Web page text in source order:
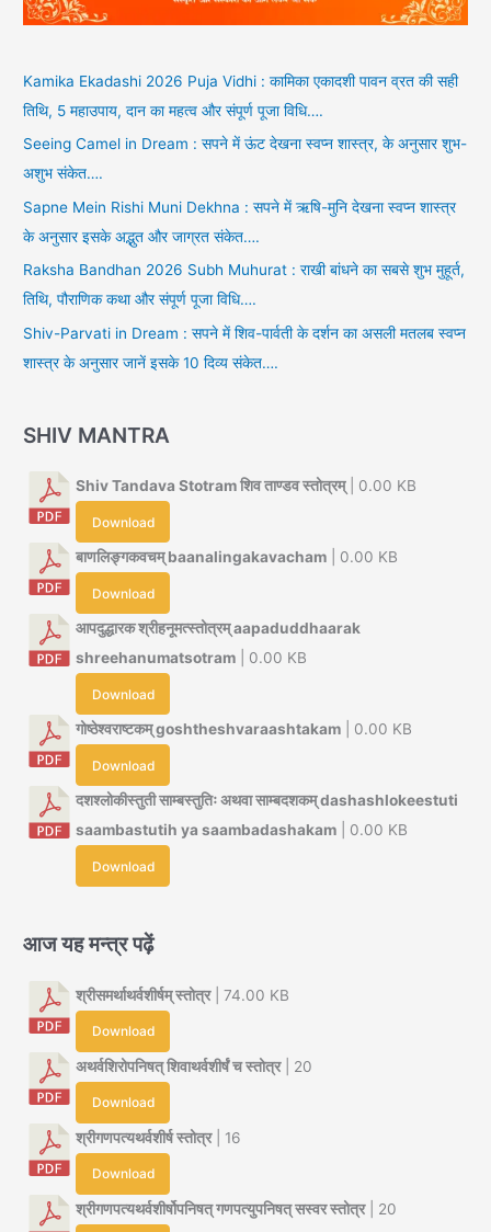
Kamika Ekadashi 2026 Puja Vidhi : कामिका एकादशी पावन व्रत की सही
तिथि, 5 महाउपाय, दान का महत्व और संपूर्ण पूजा विधि….
Seeing Camel in Dream : सपने में ऊंट देखना स्वप्न शास्त्र, के अनुसार शुभ-
अशुभ संकेत….
Sapne Mein Rishi Muni Dekhna : सपने में ऋषि-मुनि देखना स्वप्न शास्त्र
के अनुसार इसके अद्भुत और जाग्रत संकेत….
Raksha Bandhan 2026 Subh Muhurat : राखी बांधने का सबसे शुभ मुहूर्त,
तिथि, पौराणिक कथा और संपूर्ण पूजा विधि….
Shiv-Parvati in Dream : सपने में शिव-पार्वती के दर्शन का असली मतलब स्वप्न
शास्त्र के अनुसार जानें इसके 10 दिव्य संकेत….
SHIV MANTRA
Shiv Tandava Stotram शिव ताण्डव स्तोत्रम्| 0.00 KB
Download
बाणलिङ्गकवचम् baanalingakavacham | 0.00 KB
Download
आपदुद्धारक श्रीहनूमत्स्तोत्रम् aapaduddhaarak
shreehanumatsotram | 0.00 KB
Download
गोष्ठेश्वराष्टकम् goshtheshvaraashtakam | 0.00 KB
Download
दशश्लोकीस्तुती साम्बस्तुतिः अथवा साम्बदशकम् dashashlokeestuti
saambastutih ya saambadashakam | 0.00 KB
Download
आज यह मन्त्र पढ़ें
श्रीसमर्थाथर्वशीर्षम् स्तोत्र| 74.00 KB
Download
अथर्वशिरोपनिषत् शिवाथर्वशीर्षं च स्तोत्र| 20
Download
श्रीगणपत्यथर्वशीर्ष स्तोत्र| 16
Download
श्रीगणपत्यथर्वशीर्षोपनिषत् गणपत्युपनिषत् सस्वर स्तोत्र| 20